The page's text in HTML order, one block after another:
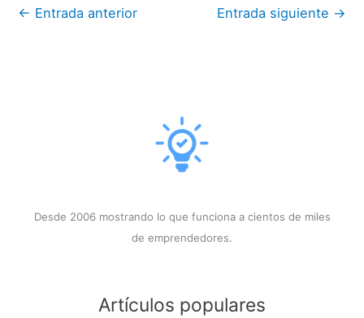
← Entrada anterior Entrada siguiente →
Desde 2006 mostrando lo que funciona a cientos de miles
de emprendedores.
Artículos populares